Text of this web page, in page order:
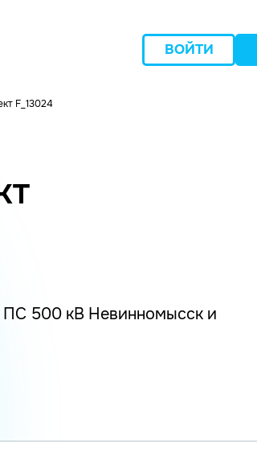
ВОЙТИ
F_13024
500 кВ Невинномысск и